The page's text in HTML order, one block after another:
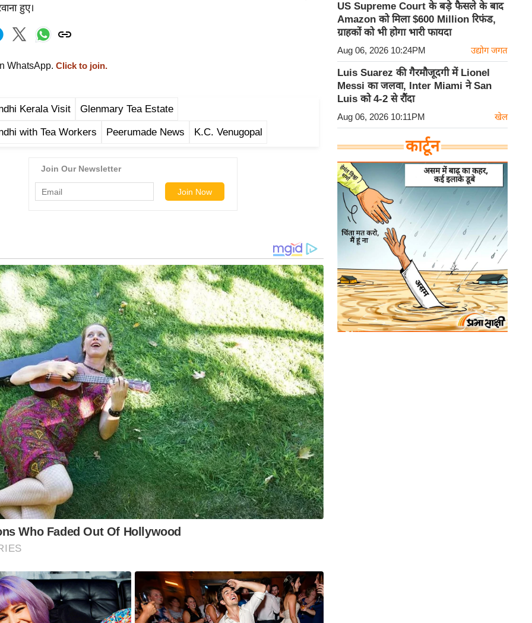
हुए।
WhatsApp. Click to join.
Kerala Visit Glenmary Tea Estate
with Tea Workers Peerumade News K.C. Venugopal
US Supreme Court के बड़े फैसले के बाद
Amazon को मिला $600 Million रिफंड,
ग्राहकों को भी होगा भारी फायदा
Aug 06, 2026 10:24PM उद्योग जगत
Luis Suarez की गैरमौजूदगी में Lionel
Messi का जलवा, Inter Miami ने San
Luis को 4-2 से रौंदा
Aug 06, 2026 10:11PM खेल
कार्टून